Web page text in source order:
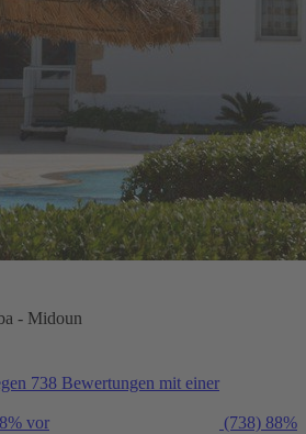
- Midoun
738 Bewertungen mit einer
vor (738) 88%